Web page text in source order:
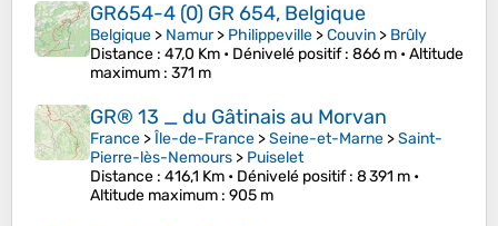
GR654-4 (0) GR 654, Belgique
Belgique > Namur> Philippeville >Couvin > Brûly
Distance : 47,0 Km • Dénivelé positif: 866 m •Altitude
maximum : 371 m
GR® 13 _ du Gâtinais au Morvan
France >Île-de-France >Seine-et-Marne >Saint-
Pierre-lès-Nemours > Puiselet
Distance : 416,1 Km • Dénivelé positif: 8 391 m •
Altitude maximum : 905 m